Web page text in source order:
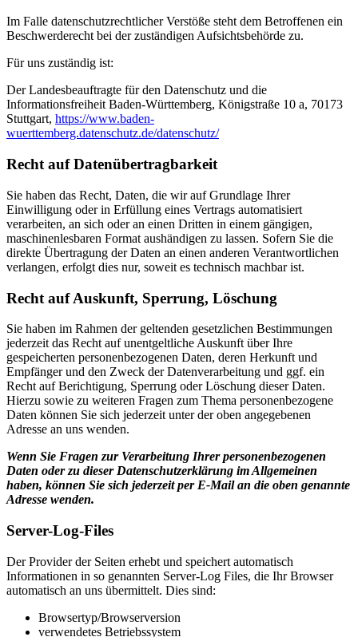
Im Falle datenschutzrechtlicher Verstöße steht dem Betroffenen ein
Beschwerderecht bei der zuständigen Aufsichtsbehörde zu.
Für uns zuständig ist:
Der Landesbeauftragte für den Datenschutz und die
Informationsfreiheit Baden-Württemberg, Königstraße 10 a, 70173
Stuttgart, https://www.baden-
wuerttemberg.datenschutz.de/datenschutz/
Recht auf Datenübertragbarkeit
Sie haben das Recht, Daten, die wir auf Grundlage Ihrer
Einwilligung oder in Erfüllung eines Vertrags automatisiert
verarbeiten, an sich oder an einen Dritten in einem gängigen,
maschinenlesbaren Format aushändigen zu lassen. Sofern Sie die
direkte Übertragung der Daten an einen anderen Verantwortlichen
verlangen, erfolgt dies nur, soweit es technisch machbar ist.
Recht auf Auskunft, Sperrung, Löschung
Sie haben im Rahmen der geltenden gesetzlichen Bestimmungen
jederzeit das Recht auf unentgeltliche Auskunft über Ihre
gespeicherten personenbezogenen Daten, deren Herkunft und
Empfänger und den Zweck der Datenverarbeitung und ggf. ein
Recht auf Berichtigung, Sperrung oder Löschung dieser Daten.
Hierzu sowie zu weiteren Fragen zum Thema personenbezogene
Daten können Sie sich jederzeit unter der oben angegebenen
Adresse an uns wenden.
Wenn Sie Fragen zur Verarbeitung Ihrer personenbezogenen
Daten oder zu dieser Datenschutzerklärung im Allgemeinen
haben, können Sie sich jederzeit per E-Mail an die oben genannte
Adresse wenden.
Server-Log-Files
Der Provider der Seiten erhebt und speichert automatisch
Informationen in so genannten Server-Log Files, die Ihr Browser
automatisch an uns übermittelt. Dies sind:
Browsertyp/Browserversion
verwendetes Betriebssystem